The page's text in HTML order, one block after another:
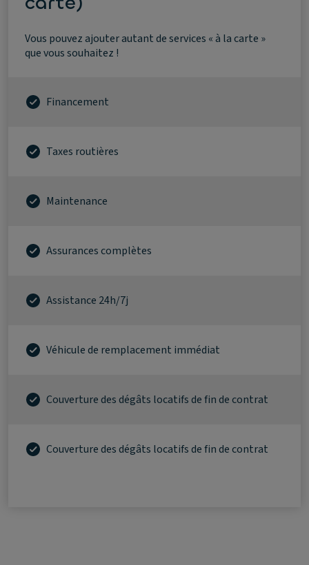
Vous pouvez ajouter autant de services « à la carte »
que vous souhaitez !
Financement
Taxes routières
Maintenance
Assurances complètes
Assistance 24h/7j
Véhicule de remplacement immédiat
Couverture des dégâts locatifs de fin de contrat
Couverture des dégâts locatifs de fin de contrat